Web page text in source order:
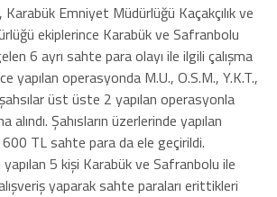
Emniyet Müdürlüğü Kaçakçılık ve
ekiplerince Karabük ve Safranbolu
6 ayrı sahte para olayı ile ilgili çalışma
yapılan operasyonda M.U., O.S.M., Y.K.T.,
üst üste 2 yapılan operasyonla
Şahısların üzerlerinde yapılan
TL sahte para da ele geçirildi.
5 kişi Karabük ve Safranbolu ile
yaparak sahte paraları erittikleri